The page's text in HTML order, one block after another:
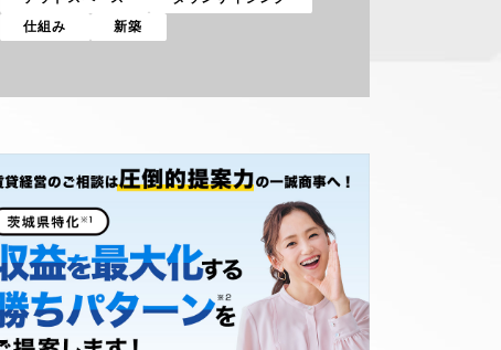
仕組み
新築